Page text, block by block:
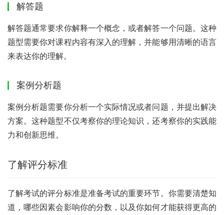
解答题
解答题通常要求你解释一个概念，或者解答一个问题。这种
题型需要你对课程内容有深入的理解，并能够用清晰的语言
来表达你的理解。
案例分析题
案例分析题需要你分析一个实际情况或者问题，并提出解决
方案。这种题型不仅考察你的理论知识，还考察你的实践能
力和创新思维。
了解评分标准
了解考试的评分标准是准备考试的重要环节。你需要清楚知
道，哪些因素会影响你的分数，以及你如何才能获得更高的